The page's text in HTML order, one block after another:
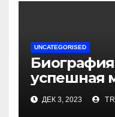
UNCATEGORISED
успешная
карьера,
знаковые
ДЕК 3, 2023